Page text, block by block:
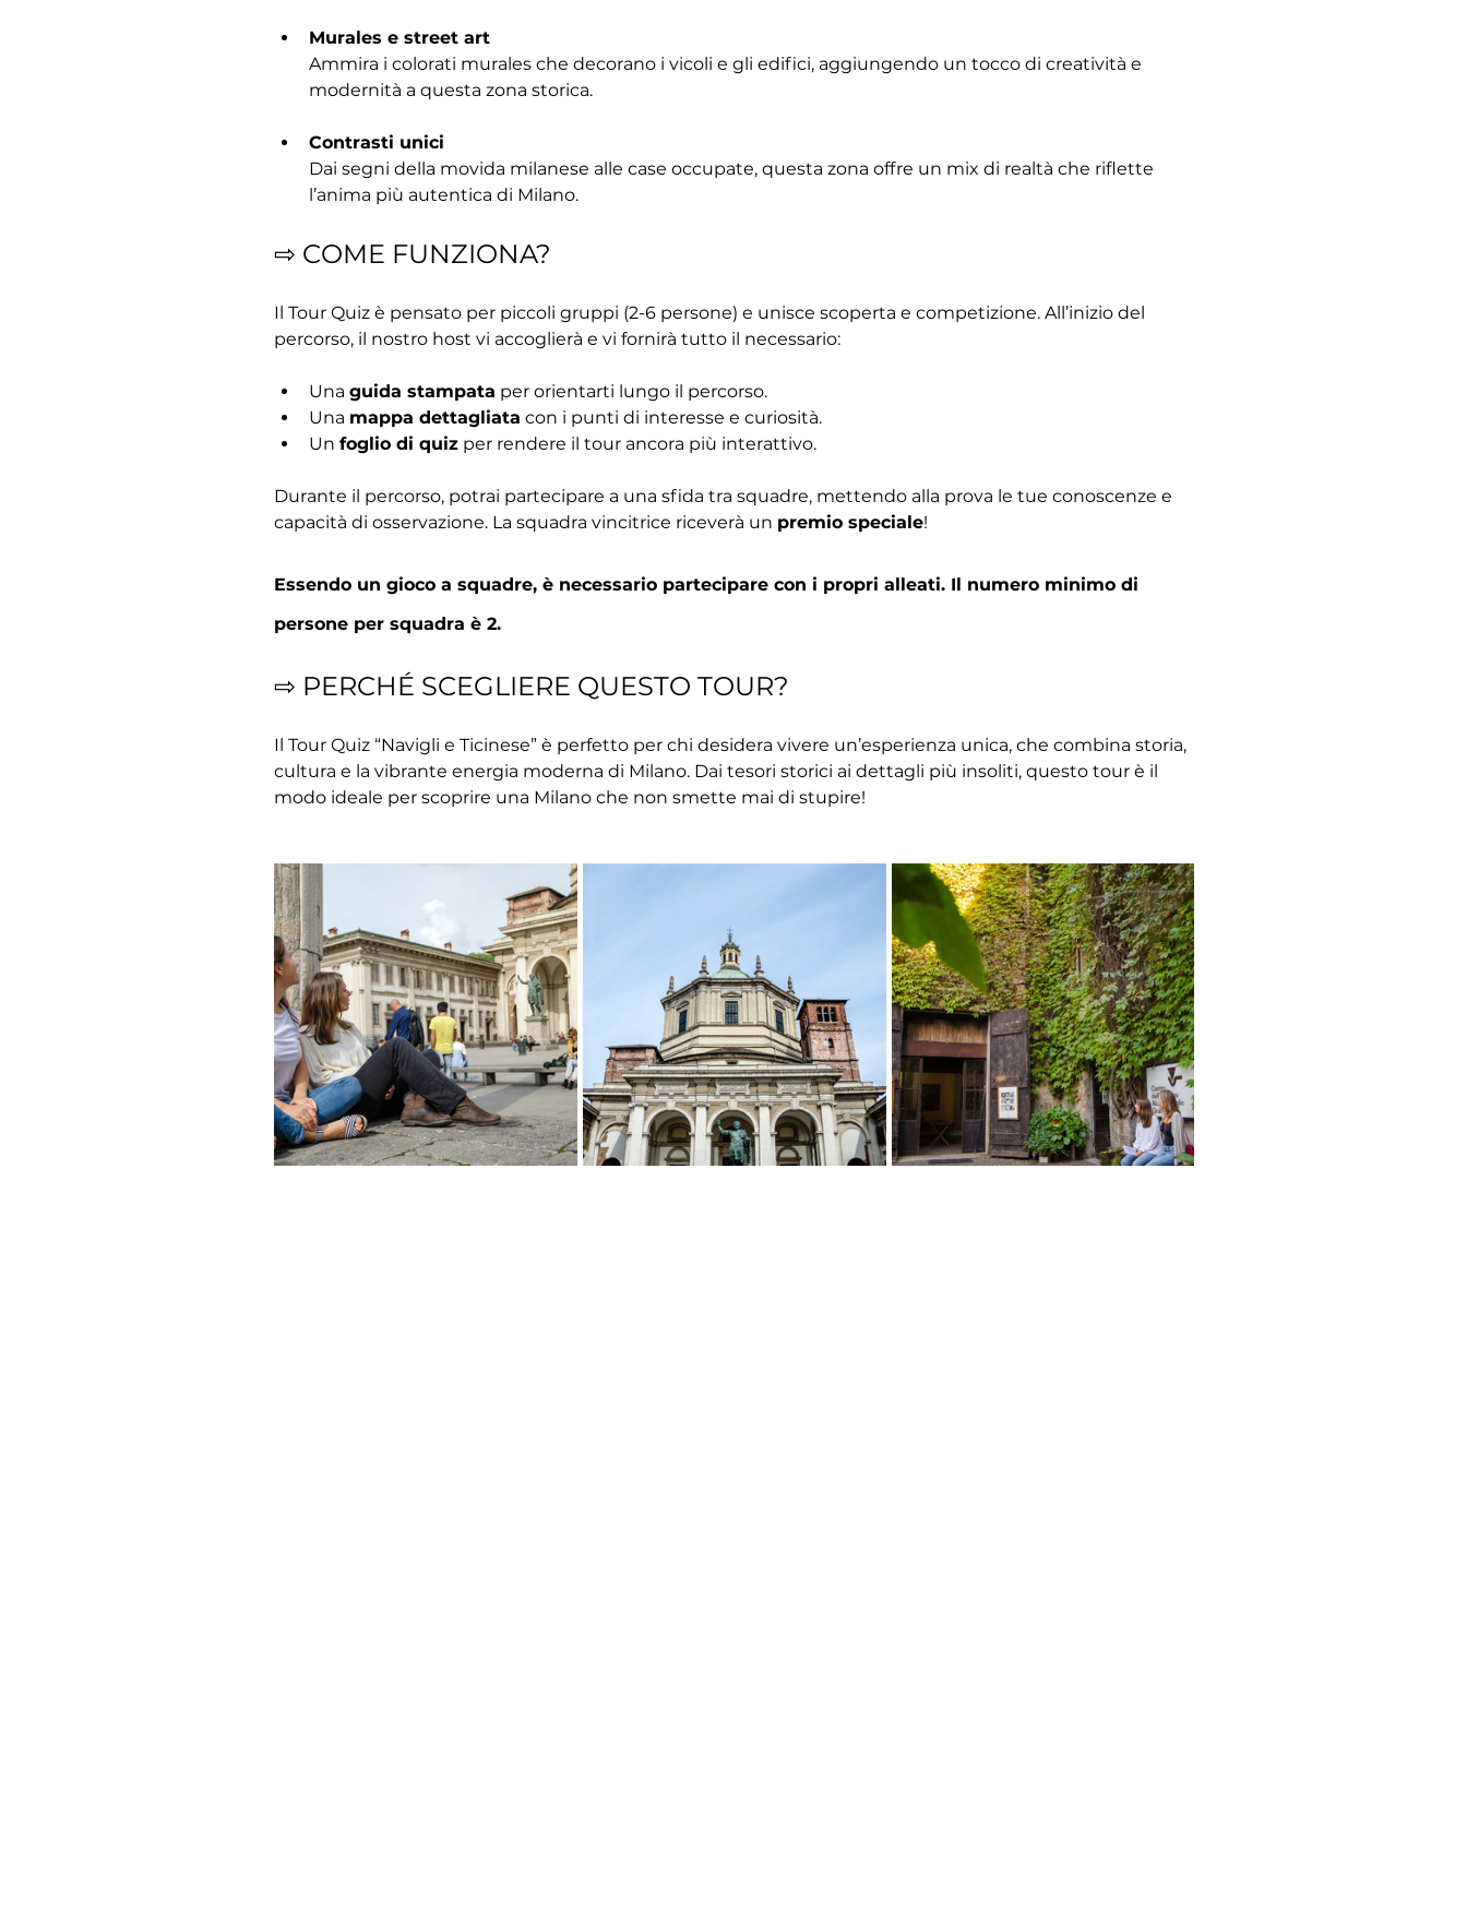
Murales e street art
Ammira i colorati murales che decorano i vicoli e gli edifici, aggiungendo un tocco di creatività e
modernità a questa zona storica.
Contrasti unici
Dai segni della movida milanese alle case occupate, questa zona offre un mix di realtà che riflette
l’anima più autentica di Milano.
⇨ COME FUNZIONA?
Il Tour Quiz è pensato per piccoli gruppi (2-6 persone) e unisce scoperta e competizione. All’inizio del
percorso, il nostro host vi accoglierà e vi fornirà tutto il necessario:
Una guida stampata per orientarti lungo il percorso.
Una mappa dettagliata con i punti di interesse e curiosità.
Un foglio di quiz per rendere il tour ancora più interattivo.
Durante il percorso, potrai partecipare a una sfida tra squadre, mettendo alla prova le tue conoscenze e
capacità di osservazione. La squadra vincitrice riceverà un premio speciale!
Essendo un gioco a squadre, è necessario partecipare con i propri alleati. Il numero minimo di
persone per squadra è 2.
⇨ PERCHÉ SCEGLIERE QUESTO TOUR?
Il Tour Quiz “Navigli e Ticinese” è perfetto per chi desidera vivere un’esperienza unica, che combina storia,
cultura e la vibrante energia moderna di Milano. Dai tesori storici ai dettagli più insoliti, questo tour è il
modo ideale per scoprire una Milano che non smette mai di stupire!